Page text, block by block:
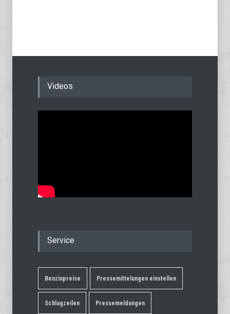
Videos
Service
Benzinpreise Pressemittelungen einstellen
Schlagzeilen Pressemeldungen